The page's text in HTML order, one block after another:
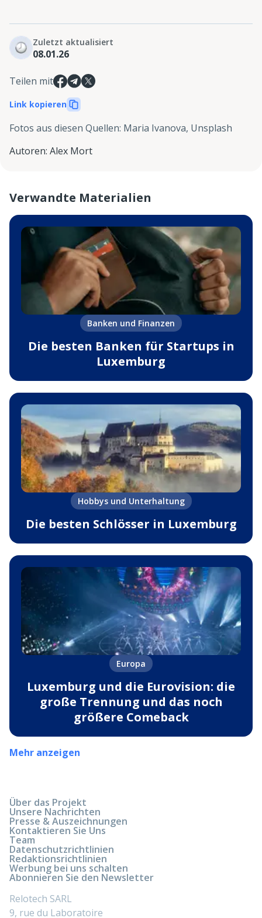
Zuletzt aktualisiert
08.01.26
Teilen mit
Link kopieren
Fotos aus diesen Quellen: Maria Ivanova, Unsplash
Autoren: Alex Mort
Verwandte Materialien
Banken und Finanzen
Die besten Banken für Startups in
Luxemburg
Hobbys und Unterhaltung
Die besten Schlösser in Luxemburg
Europa
Luxemburg und die Eurovision: die
große Trennung und das noch
größere Comeback
Mehr anzeigen
Über das Projekt
Unsere Nachrichten
Presse & Auszeichnungen
Kontaktieren Sie Uns
Team
Datenschutzrichtlinien
Redaktionsrichtlinien
Werbung bei uns schalten
Abonnieren Sie den Newsletter
Relotech SARL
9, rue du Laboratoire